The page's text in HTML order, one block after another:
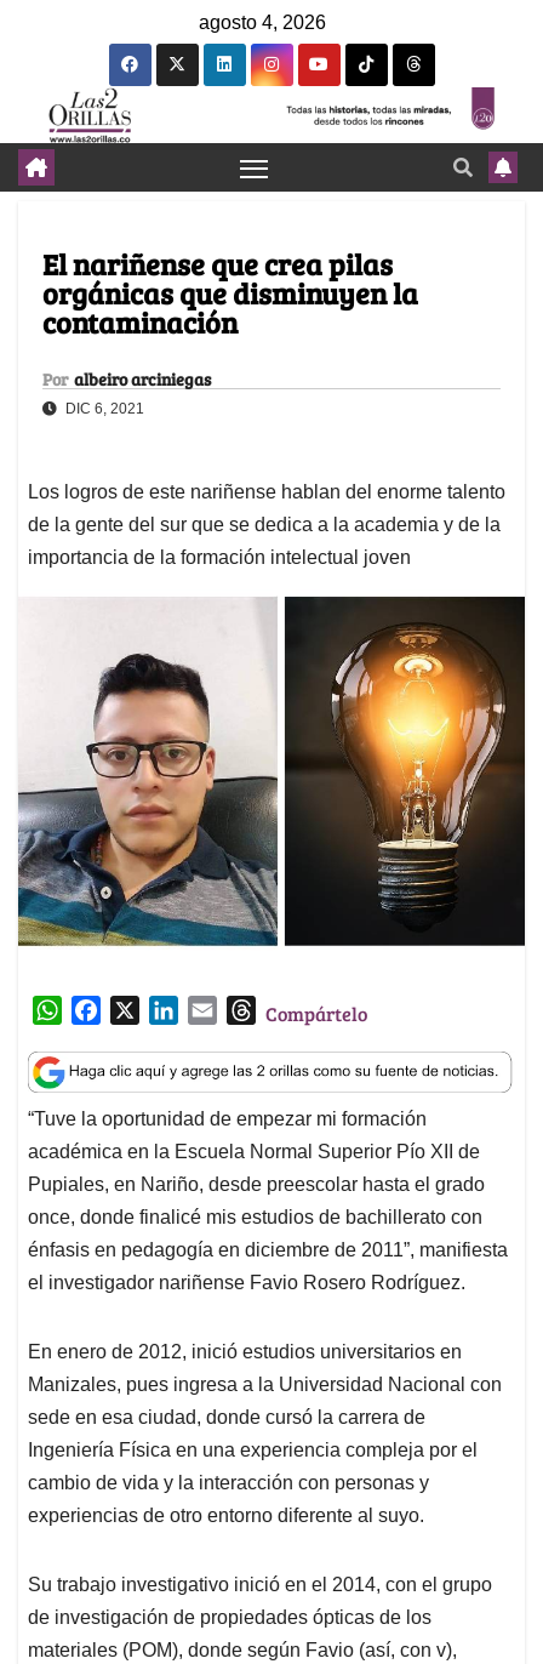
agosto 4, 2026
El nariñense que crea pilas
orgánicas que disminuyen la
contaminación
Por albeiro arciniegas
DIC 6, 2021
Los logros de este nariñense hablan del enorme talento
de la gente del sur que se dedica a la academia y de la
importancia de la formación intelectual joven
W
a
t
s
A
p
p
c
e
b
o
o
k
n
k
e
d
I
n
a
i
l
T
r
e
a
d
s
Compártelo
“Tuve la oportunidad de empezar mi formación
académica en la Escuela Normal Superior Pío XII de
Pupiales, en Nariño, desde preescolar hasta el grado
once, donde finalicé mis estudios de bachillerato con
énfasis en pedagogía en diciembre de 2011”, manifiesta
el investigador nariñense Favio Rosero Rodríguez.
En enero de 2012, inició estudios universitarios en
Manizales, pues ingresa a la Universidad Nacional con
sede en esa ciudad, donde cursó la carrera de
Ingeniería Física en una experiencia compleja por el
cambio de vida y la interacción con personas y
experiencias de otro entorno diferente al suyo.
Su trabajo investigativo inició en el 2014, con el grupo
de investigación de propiedades ópticas de los
materiales (POM), donde según Favio (así, con v),